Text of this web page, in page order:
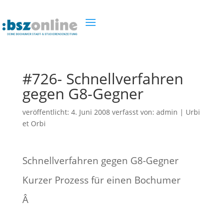
#726- Schnellverfahren
gegen G8-Gegner
veröffentlicht: 4. Juni 2008verfasst von: admin | Urbi
et Orbi
Schnellverfahren gegen G8-Gegner
Kurzer Prozess für einen Bochumer
Â